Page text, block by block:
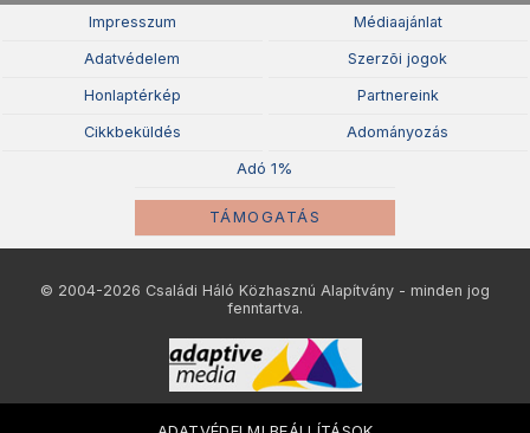
Impresszum Médiaajánlat
Adatvédelem Szerzõi jogok
Honlaptérkép Partnereink
Cikkbeküldés Adományozás
Adó 1%
TÁMOGATÁS
© 2004-2026 Családi Háló Közhasznú Alapítvány - minden jog
fenntartva.